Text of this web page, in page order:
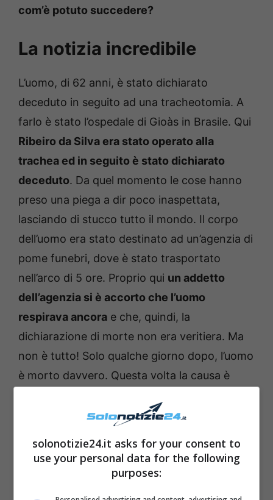
com’è potuto succedere?
La notizia incredibile
L’uomo, di 62 anni, è stato dichiarato
deceduto in seguito ad una tracheotomia. A
farlo è stato l’ospedale di Gioàs in Brasile. Qui
Ribeiro da Silva era stato operato alla
trachea ed in seguito è stato dichiarato
deceduto. Da quel momento le cose hanno
preso una piega a dir poco inaspettata,
lasciando di stucco tutto il mondo. Il corpo
dell’uomo era stato destinato ad un’agenzia di
pome funebri, dove è stato trasportato
nell’arco di 5 ore. Proprio qui un addetto
dell’agenzia si è accorto che l’uomo
respirava ancora e che, quindi, la
dichiarazione di morte non era veritiera. Ma
non è tutto! Solo qualche giorno dopo, l’uomo
è morto davvero. Questa volta la causa è
solonotizie24.it asks for your consent to
use your personal data for the following
purposes: